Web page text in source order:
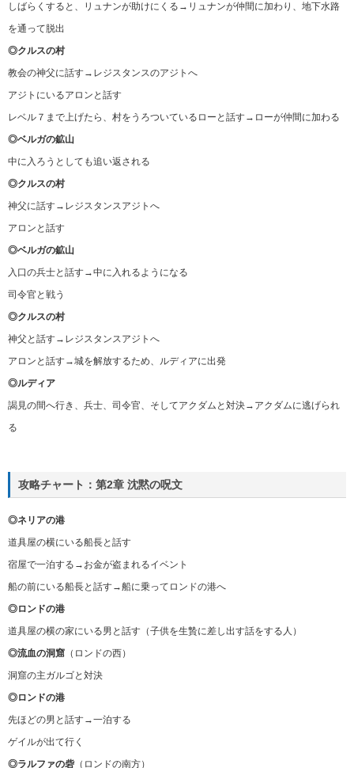
しばらくすると、リュナンが助けにくる→リュナンが仲間に加わり、地下水路
を通って脱出
◎クルスの村
教会の神父に話す→レジスタンスのアジトへ
アジトにいるアロンと話す
レベル７まで上げたら、村をうろついているローと話す→ローが仲間に加わる
◎ベルガの鉱山
中に入ろうとしても追い返される
◎クルスの村
神父に話す→レジスタンスアジトへ
アロンと話す
◎ベルガの鉱山
入口の兵士と話す→中に入れるようになる
司令官と戦う
◎クルスの村
神父と話す→レジスタンスアジトへ
アロンと話す→城を解放するため、ルディアに出発
◎ルディア
謁見の間へ行き、兵士、司令官、そしてアクダムと対決→アクダムに逃げられ
る
攻略チャート：第2章 沈黙の呪文
◎ネリアの港
道具屋の横にいる船長と話す
宿屋で一泊する→お金が盗まれるイベント
船の前にいる船長と話す→船に乗ってロンドの港へ
◎ロンドの港
道具屋の横の家にいる男と話す（子供を生贄に差し出す話をする人）
◎流血の洞窟 （ロンドの西）
洞窟の主ガルゴと対決
◎ロンドの港
先ほどの男と話す→一泊する
ゲイルが出て行く
◎ラルファの砦 （ロンドの南方）